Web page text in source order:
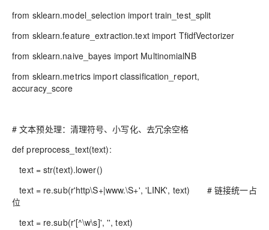
from sklearn.model_selection import train_test_split
from sklearn.feature_extraction.text import TfidfVectorizer
from sklearn.naive_bayes import MultinomialNB
from sklearn.metrics import classification_report,
accuracy_score
# 文本预处理：清理符号、小写化、去冗余空格
def preprocess_text(text):
text = str(text).lower()
text = re.sub(r'http\S+|www.\S+', 'LINK', text) # 链接统一占
位
text = re.sub(r'[^\w\s]', '', text)